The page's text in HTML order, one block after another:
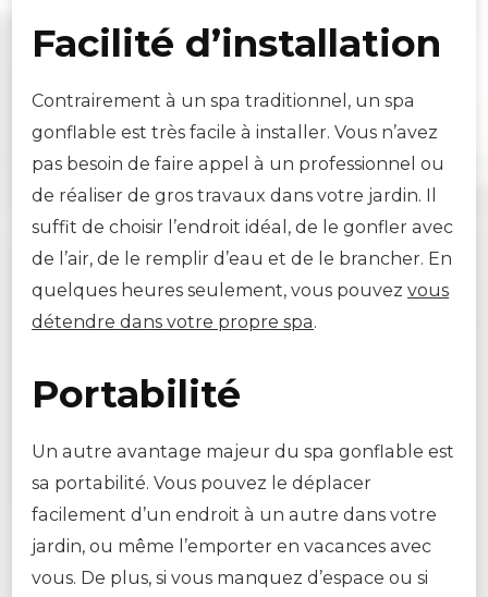
Facilité d’installation
Contrairement à un spa traditionnel, un spa
gonflable est très facile à installer. Vous n’avez
pas besoin de faire appel à un professionnel ou
de réaliser de gros travaux dans votre jardin. Il
suffit de choisir l’endroit idéal, de le gonfler avec
de l’air, de le remplir d’eau et de le brancher. En
quelques heures seulement, vous pouvez vous
détendre dans votre propre spa.
Portabilité
Un autre avantage majeur du spa gonflable est
sa portabilité. Vous pouvez le déplacer
facilement d’un endroit à un autre dans votre
jardin, ou même l’emporter en vacances avec
vous. De plus, si vous manquez d’espace ou si